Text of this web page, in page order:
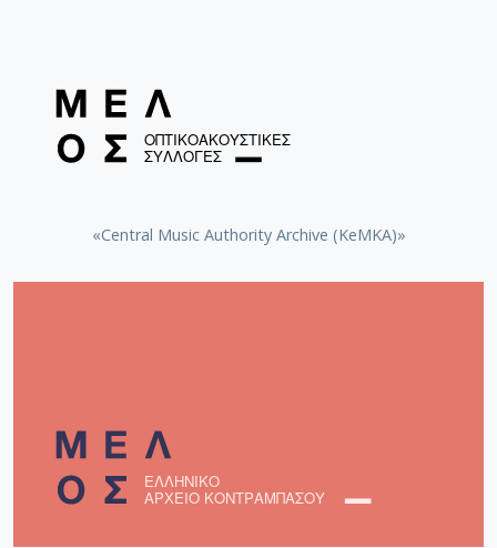
«Central Music Authority Archive (KeMKA)»